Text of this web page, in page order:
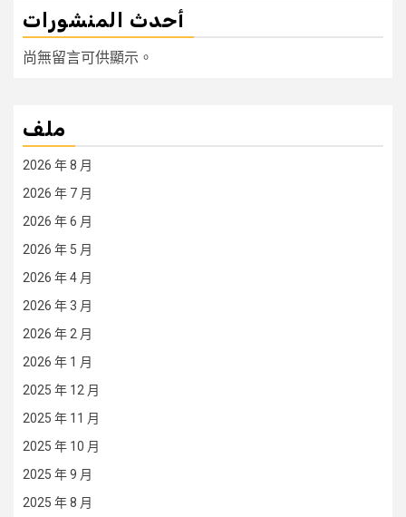
أحدث المنشورات
尚無留言可供顯示。
ملف
2026 年 8 月
2026 年 7 月
2026 年 6 月
2026 年 5 月
2026 年 4 月
2026 年 3 月
2026 年 2 月
2026 年 1 月
2025 年 12 月
2025 年 11 月
2025 年 10 月
2025 年 9 月
2025 年 8 月